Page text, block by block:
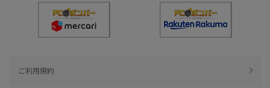
ご利用規約